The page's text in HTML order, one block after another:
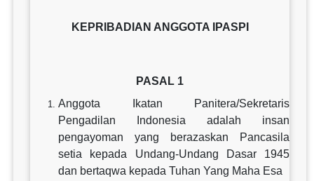
KEPRIBADIAN ANGGOTA IPASPI
PASAL 1
Anggota Ikatan Panitera/Sekretaris
Pengadilan Indonesia adalah insan
pengayoman yang berazaskan Pancasila
setia kepada Undang-Undang Dasar 1945
dan bertaqwa kepada Tuhan Yang Maha Esa